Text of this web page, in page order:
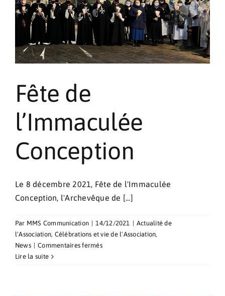
Pèlerinages
Contact
Fête de
l’Immaculée
Conception
Le 8 décembre 2021, Fête de l'Immaculée
Conception, l'Archevêque de [...]
Par MMS Communication 14/12/2021
Actualité de
l'Association, Célébrations et vie de l'Association,
News
Commentaires ferméssur
Lire la suite